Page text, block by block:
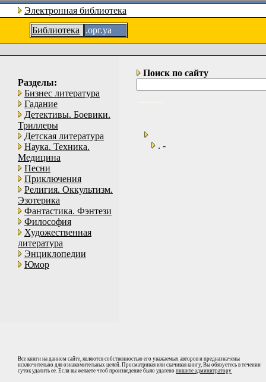
Электронная библиотека
Библиотека
.орг.уа
Разделы:
Бизнес литература
Гадание
Детективы. Боевики.
Триллеры
Детская литература
Наука. Техника.
Медицина
Песни
Приключения
Религия. Оккультизм.
Эзотерика
Фантастика. Фэнтези
Философия
Художественная
литература
Энциклопедии
Юмор
Поиск по сайту
. -
Все книги на данном сайте, являются собственностью его уважаемых авторов и предназначены
исключительно для ознакомительных целей. Просматривая или скачивая книгу, Вы обязуетесь в течении
суток удалить ее. Если вы желаете чтоб произведение было удалено пишите админитратору